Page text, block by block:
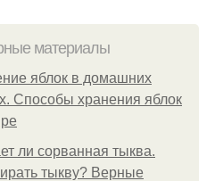
материалы
яблок в домашних
Способы хранения яблок
ли сорванная тыква.
тыкву? Верные